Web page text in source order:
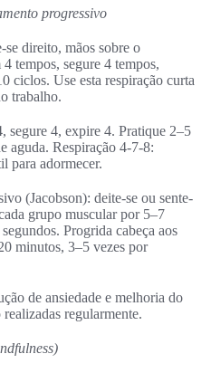
progressivo
se direito, mãos sobre o
tempos, segure 4 tempos,
ciclos. Use esta respiração curta
trabalho.
segure 4, expire 4. Pratique 2–5
aguda. Respiração 4‑7‑8:
para adormecer.
(Jacobson): deite-se ou sente-
grupo muscular por 5–7
Progrida cabeça aos
minutos, 3–5 vezes por
de ansiedade e melhoria do
regularmente.